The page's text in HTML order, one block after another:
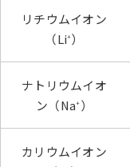
リチウムイオン
（Li+）
ナトリウムイオ
ン（Na+）
カリウムイオン